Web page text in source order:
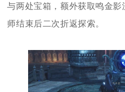
与两处宝箱，额外获取鸣金
师结束后二次折返探索。